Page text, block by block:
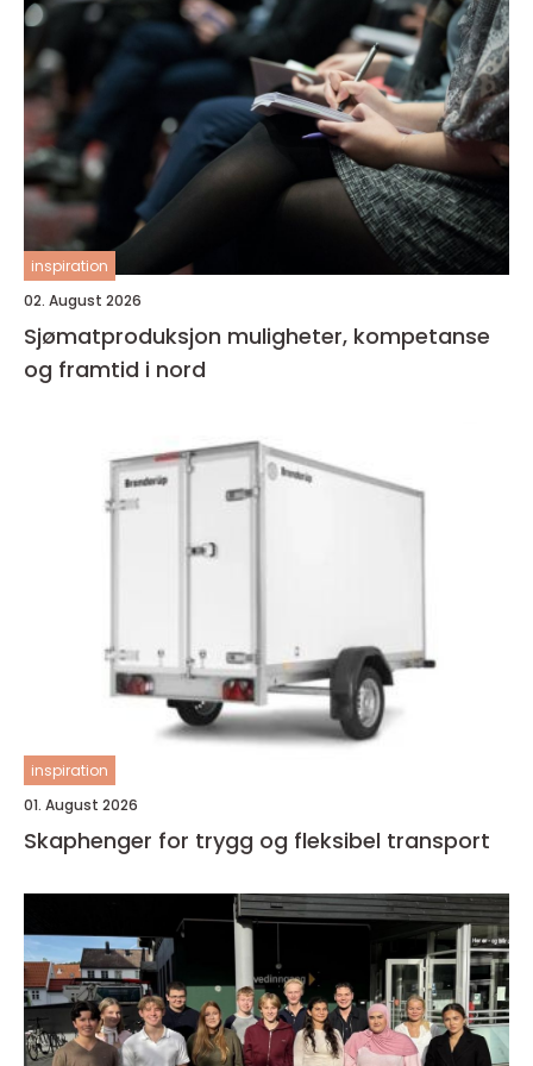
inspiration
02. August 2026
Sjømatproduksjon muligheter, kompetanse
og framtid i nord
inspiration
01. August 2026
Skaphenger for trygg og fleksibel transport